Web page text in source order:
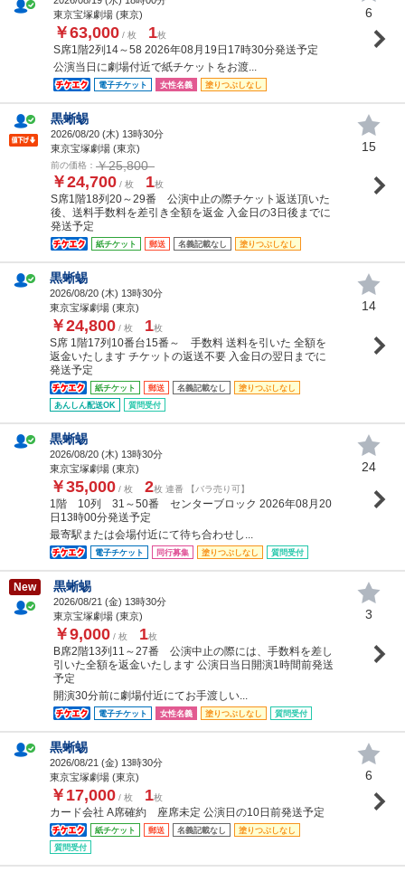
東京宝塚劇場 (東京)
￥63,000 / 枚 1枚
S席1階2列14～58 2026年08月19日17時30分発送予定
公演当日に劇場付近で紙チケットをお渡...
電子チケット 女性名義 塗りつぶしなし
6
黒蜥蜴
2026/08/20 (木) 13時30分
東京宝塚劇場 (東京)
前の価格： ￥25,800
￥24,700 / 枚 1枚
S席1階18列20～29番 公演中止の際チケット返送頂いた
後、送料手数料を差引き全額を返金 入金日の3日後までに
発送予定
紙チケット 郵送 名義記載なし 塗りつぶしなし
15
黒蜥蜴
2026/08/20 (木) 13時30分
東京宝塚劇場 (東京)
￥24,800 / 枚 1枚
S席 1階17列10番台15番～ 手数料 送料を引いた 全額を
返金いたします チケットの返送不要 入金日の翌日までに
発送予定
紙チケット 郵送 名義記載なし
塗りつぶしなし
あんしん配送OK
質問受付
14
黒蜥蜴
2026/08/20 (木) 13時30分
東京宝塚劇場 (東京)
￥35,000 / 枚 2枚 連番 【バラ売り可】
1階 10列 31～50番 センターブロック 2026年08月20
日13時00分発送予定
最寄駅または会場付近にて待ち合わせし...
電子チケット 同行募集 塗りつぶしなし 質問受付
24
New 黒蜥蜴
2026/08/21 (金) 13時30分
東京宝塚劇場 (東京)
￥9,000 / 枚 1枚
B席2階13列11～27番 公演中止の際には、手数料を差し
引いた全額を返金いたします 公演日当日開演1時間前発送
予定
開演30分前に劇場付近にてお手渡しい...
電子チケット 女性名義 塗りつぶしなし 質問受付
3
黒蜥蜴
2026/08/21 (金) 13時30分
東京宝塚劇場 (東京)
￥17,000 / 枚 1枚
カード会社 A席確約 座席未定 公演日の10日前発送予定
紙チケット 郵送 名義記載なし
塗りつぶしなし
質問受付
6